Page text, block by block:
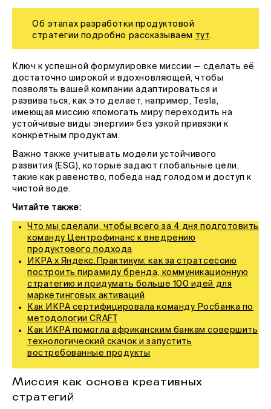
Об этапах разработки продуктовой
стратегии подробно рассказываем тут.
Ключ к успешной формулировке миссии — сделать её
достаточно широкой и вдохновляющей, чтобы
позволять вашей компании адаптироваться и
развиваться, как это делает, например, Tesla,
имеющая миссию «помогать миру переходить на
устойчивые виды энергии» без узкой привязки к
конкретным продуктам.
Важно также учитывать модели устойчивого
развития (ESG), которые задают глобальные цели,
такие как равенство, победа над голодом и доступ к
чистой воде.
Читайте также:
Что мы сделали, чтобы всего за 4 дня подготовить
команду Центрофинанс к внедрению
продуктового подхода
ИКРА х Яндекс.Практикум: как за стратсессию
построить пирамиду бренда, коммуникационную
стратегию и придумать больше 100 идей для
маркетинговых активаций
Как ИКРА сертифицировала команду Росбанка по
методологии CRAFT
Как ИКРА помогла африканским банкам совершить
технологический скачок и запустить
востребованные продукты
Миссия как основа креативных
стратегий